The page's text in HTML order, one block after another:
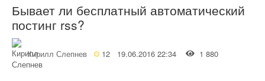
Бывает ли бесплатный автоматический
постинг rss?
Кирилл Слепнев 12 19.06.2016 22:34 1 880